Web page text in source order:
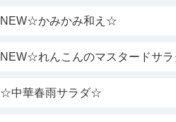
NEW☆かみかみ和え☆
NEW☆れんこんのマスタードサ
☆中華春雨サラダ☆